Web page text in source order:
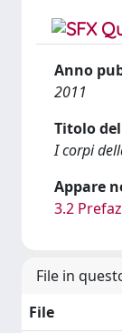
Anno
2011
Titolo
I corpi
Appare
3.2
File in
File